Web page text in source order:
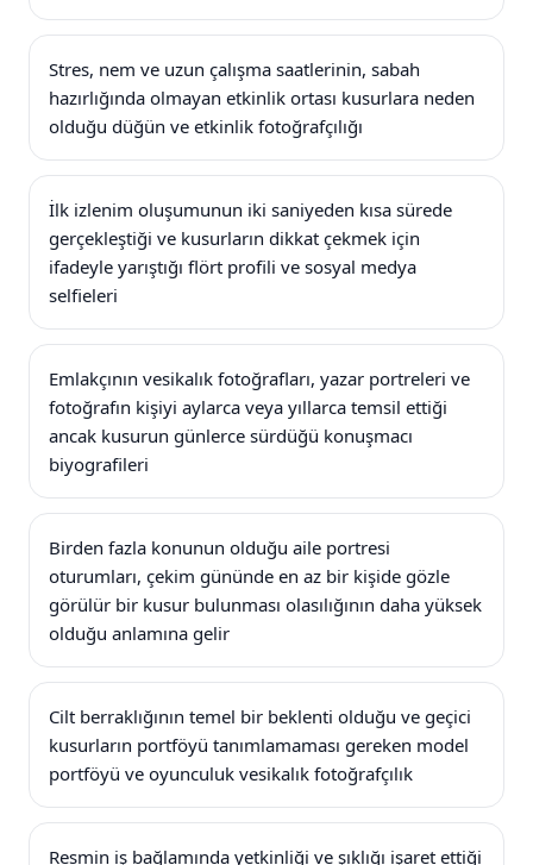
Stres, nem ve uzun çalışma saatlerinin, sabah
hazırlığında olmayan etkinlik ortası kusurlara neden
olduğu düğün ve etkinlik fotoğrafçılığı
İlk izlenim oluşumunun iki saniyeden kısa sürede
gerçekleştiği ve kusurların dikkat çekmek için
ifadeyle yarıştığı flört profili ve sosyal medya
selfieleri
Emlakçının vesikalık fotoğrafları, yazar portreleri ve
fotoğrafın kişiyi aylarca veya yıllarca temsil ettiği
ancak kusurun günlerce sürdüğü konuşmacı
biyografileri
Birden fazla konunun olduğu aile portresi
oturumları, çekim gününde en az bir kişide gözle
görülür bir kusur bulunması olasılığının daha yüksek
olduğu anlamına gelir
Cilt berraklığının temel bir beklenti olduğu ve geçici
kusurların portföyü tanımlamaması gereken model
portföyü ve oyunculuk vesikalık fotoğrafçılık
Resmin iş bağlamında yetkinliği ve şıklığı işaret ettiği